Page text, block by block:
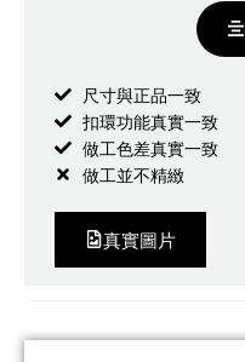
尺寸與正品一致
扣環功能真實一致
做工色差真實一致
做工並不精緻
真實圖片